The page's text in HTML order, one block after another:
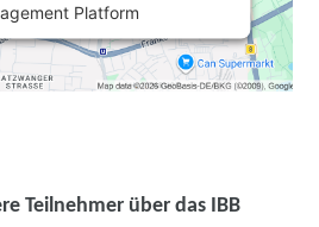
Platform
Teilnehmer über das IBB